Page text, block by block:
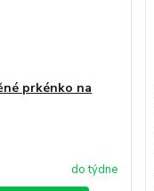
prkénko na
do týdne